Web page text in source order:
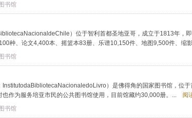
书馆
）位于智利首都圣地亚哥，成立于1813年，
种、论文4,400本、摇篮本83册、乐谱10,150件、地图9,500件、缩
书馆
InstitutodaBibliotecaNacionaledoLivro）是佛得角的国家图书馆，位
作为服务培亚市民的公共图书馆使用，目前馆藏约30,000册。...
阅
书馆